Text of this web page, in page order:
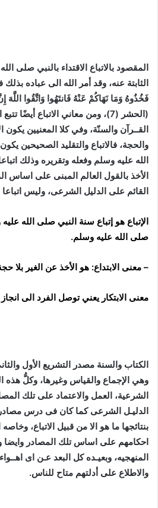
المقصود بالاتباع الاقتداء بالنبي صلى
الثابتة عنه، وقد أمر الله الى عباده
فَخُذُوهُ وَمَا نَهَاكُمْ عَنْهُ فَانتَهُوا وَاتَّقُوا اللَّهَ
(الحشر (7)، ومن معاني الاتباع أيضًا
القــرآن والسنّة، وفي كلا المعنيين يكون
والحجة، فالاتباع والتقليد الصحيحين
الله عليه وسلم وفعله وتقريره وذلك
الأخذ بالقول العالم المبنى على اساس
القائم على الدليل الشرعى، وليس اتباعا
الإتباع هو إتباع سنة النبي صلى الله عليه
صلى الله عليه وسلم.
– معنى الابتداع: هو الأخذ عن الغير بلا
معنى الابتكار يعني توصل الفرد الى
الكتاب والسنة مصدر التشريع الأول
وهي الإجماع والقياس وغيرها، وكلُّ هذه
الشرعية، العمل والاعتماد على تلك
الدليـل الشرعى كما كان فى درس مصادر
بنتائجها ما هو الا من قبيل الاتباع، وخاصه
احكامهم على اساس تلك المصادر وايضا
المنهجيه، وبعيـده كل البعد عـن اى
والاطلاع على أدلتهم متاح للناس.